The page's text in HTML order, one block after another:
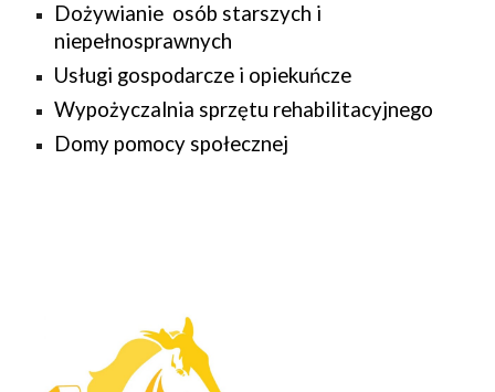
Dożywianie osób starszych i
niepełnosprawnych
Usługi gospodarcze i opiekuńcze
Wypożyczalnia sprzętu rehabilitacyjnego
Domy pomocy społecznej